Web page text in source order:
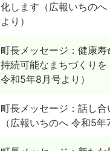
化します（広報いちの
より）
町長メッセージ：健康寿
持続可能なまちづくり
令和5年8月号より）
町長メッセージ：話し合
（広報いちのへ 令和5年